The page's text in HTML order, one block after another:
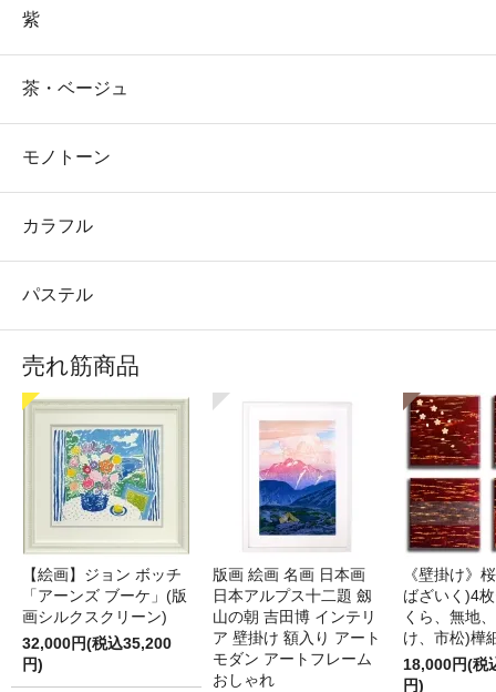
紫
茶・ベージュ
モノトーン
カラフル
パステル
売れ筋商品
【絵画】ジョン ボッチ
「アーンズ ブーケ」(版
画シルクスクリーン)
32,000円(税込35,200
円)
版画 絵画 名画 日本画
日本アルプス十二題 劔
山の朝 吉田博 インテリ
ア 壁掛け 額入り アート
モダン アートフレーム
おしゃれ
《壁掛け》
ばざいく)4
くら、無地
け、市松)樺
18,000円(税
円)